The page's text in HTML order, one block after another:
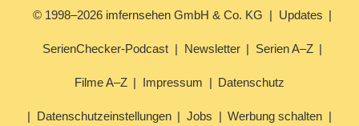
© 1998–2026 imfernsehen GmbH & Co. KG Updates
SerienChecker-Podcast Newsletter Serien A–Z
Filme A–Z Impressum Datenschutz
Datenschutzeinstellungen Jobs Werbung schalten